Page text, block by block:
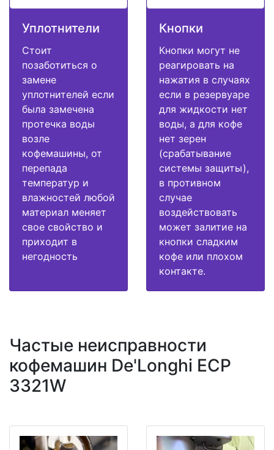
Уплотнители
Стоит
позаботиться о
замене
уплотнителей если
была замечена
протечка воды
возле
кофемашины, от
перепада
температур и
влажностей любой
материал меняет
свое свойство и
приходит в
негодность
Кнопки
Кнопки могут не
реагировать на
нажатия в случаях
если в резервуаре
для жидкости нет
воды, а для кофе
нет зерен
(срабатывание
системы защиты),
в противном
случае
воздействовать
может залитие на
кнопки сладким
кофе или плохом
контакте.
Частые неисправности
кофемашин De'Longhi ECP
3321W